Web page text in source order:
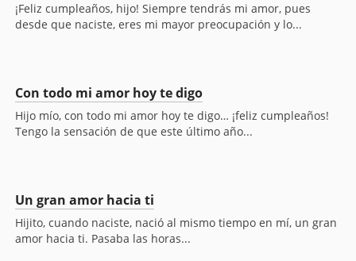
¡Feliz cumpleaños, hijo! Siempre tendrás mi amor, pues
desde que naciste, eres mi mayor preocupación y lo...
Con todo mi amor hoy te digo
Hijo mío, con todo mi amor hoy te digo… ¡feliz cumpleaños!
Tengo la sensación de que este último año...
Un gran amor hacia ti
Hijito, cuando naciste, nació al mismo tiempo en mí, un gran
amor hacia ti. Pasaba las horas...